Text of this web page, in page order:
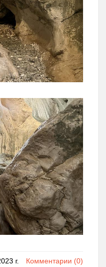
г. Комментарии (0)